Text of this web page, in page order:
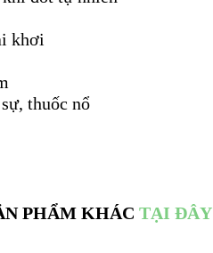
khơi
thuốc nổ
PHẨM KHÁCTẠI ĐÂY